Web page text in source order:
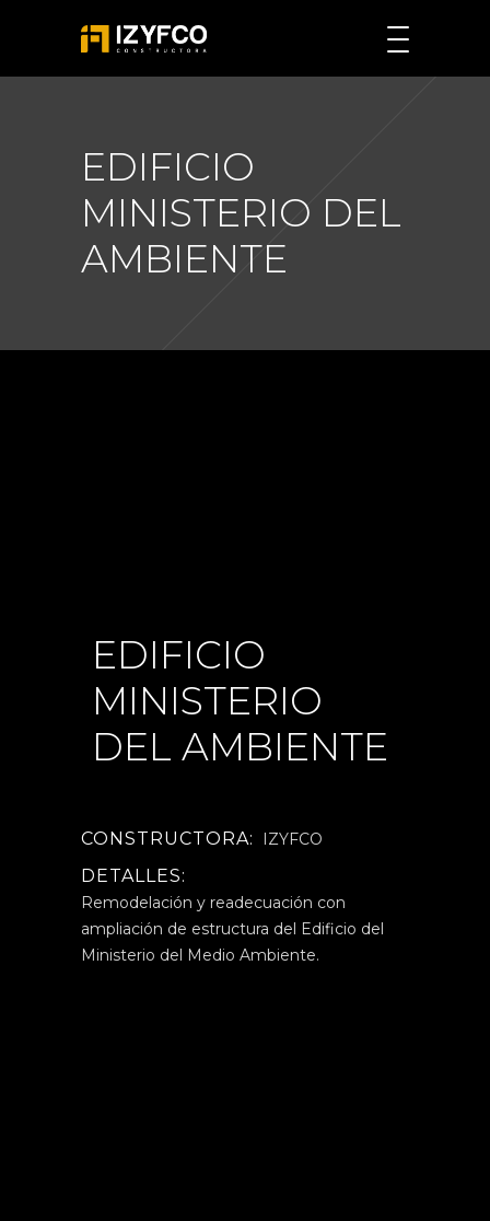
EDIFICIO
MINISTERIO DEL
AMBIENTE
EDIFICIO
MINISTERIO
DEL AMBIENTE
CONSTRUCTORA: IZYFCO
DETALLES:
Remodelación y readecuación con
ampliación de estructura del Edificio del
Ministerio del Medio Ambiente.